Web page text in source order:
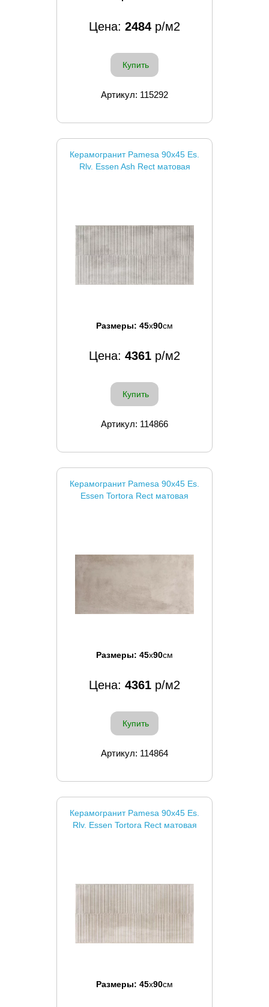
Цена: 2484 р/м2
Купить
Артикул: 115292
Керамогранит Pamesa 90x45 Es.
Rlv. Essen Ash Rect матовая
Размеры: 45x90см
Цена: 4361 р/м2
Купить
Артикул: 114866
Керамогранит Pamesa 90x45 Es.
Essen Tortora Rect матовая
Размеры: 45x90см
Цена: 4361 р/м2
Купить
Артикул: 114864
Керамогранит Pamesa 90x45 Es.
Rlv. Essen Tortora Rect матовая
Размеры: 45x90см